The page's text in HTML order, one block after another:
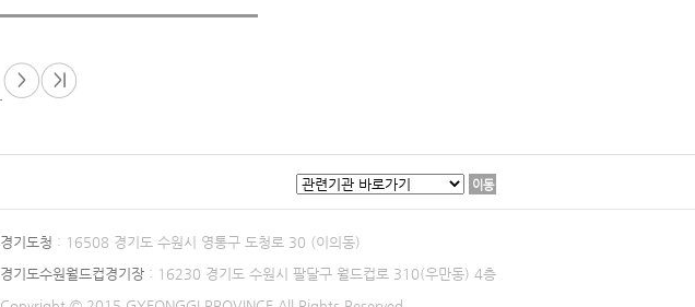
> >|
이동
경기도청 : 16508 경기도 수원시 영통구 도청로 30 (이의동)
경기도수원월드컵경기장 : 16230 경기도 수원시 팔달구 월드컵로 310(우만동) 4층